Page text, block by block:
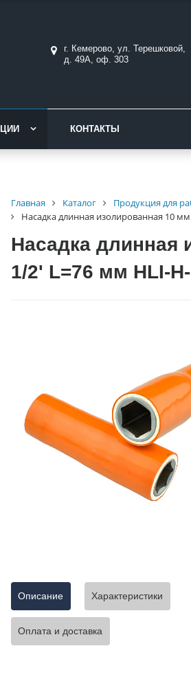
г. Кемерово, ул. Терешковой,
д. 49А, оф. 303
КОНТАКТЫ
Главная Каталог
Продукция для
Насадка длинная изолированная 10
Насадка длинная
1/2' L=76 мм HLI-
Описание Характеристики
Оплата и доставка